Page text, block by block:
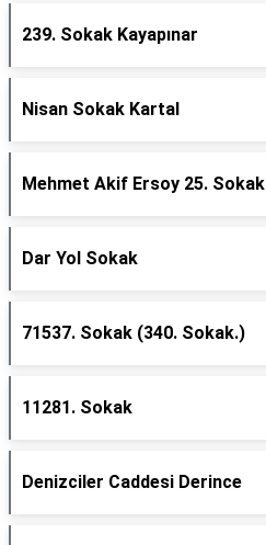
239. Sokak Kayapınar
Nisan Sokak Kartal
Mehmet Akif Ersoy 25. Sokak
Dar Yol Sokak
71537. Sokak (340. Sokak.)
11281. Sokak
Denizciler Caddesi Derince